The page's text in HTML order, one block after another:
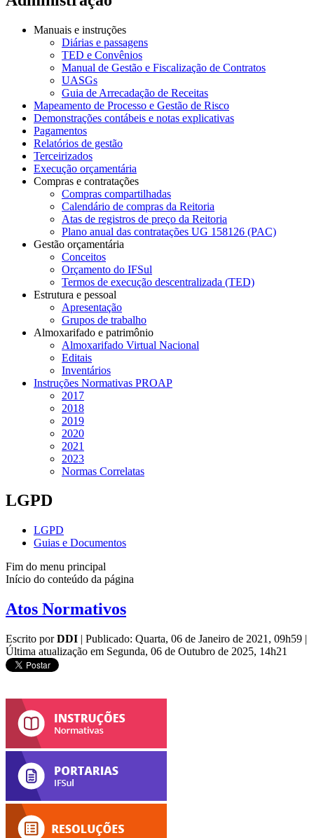
Manuais e instruções
Diárias e passagens
TED e Convênios
Manual de Gestão e Fiscalização de Contratos
UASGs
Guia de Arrecadação de Receitas
Mapeamento de Processo e Gestão de Risco
Demonstrações contábeis e notas explicativas
Pagamentos
Relatórios de gestão
Terceirizados
Execução orçamentária
Compras e contratações
Compras compartilhadas
Calendário de compras da Reitoria
Atas de registros de preço da Reitoria
Plano anual das contratações UG 158126 (PAC)
Gestão orçamentária
Conceitos
Orçamento do IFSul
Termos de execução descentralizada (TED)
Estrutura e pessoal
Apresentação
Grupos de trabalho
Almoxarifado e patrimônio
Almoxarifado Virtual Nacional
Editais
Inventários
Instruções Normativas PROAP
2017
2018
2019
2020
2021
2023
Normas Correlatas
LGPD
LGPD
Guias e Documentos
Fim do menu principal
Início do conteúdo da página
Atos Normativos
Escrito porDDI | Publicado: Quarta, 06 de Janeiro de 2021, 09h59 |
Última atualização em Segunda, 06 de Outubro de 2025, 14h21